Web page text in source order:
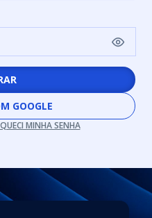
GOOGLE
MINHA SENHA